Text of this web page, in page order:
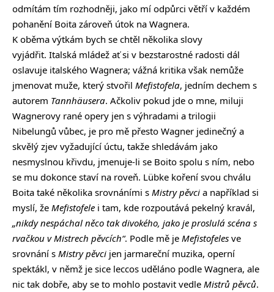
odmítám tím rozhodněji, jako mí odpůrci větří v každém
pohanění Boita zároveň útok na Wagnera.
K oběma výtkám bych se chtěl několika slovy
vyjádřit. Italská mládež ať si v bezstarostné radosti dál
oslavuje italského Wagnera; vážná kritika však nemůže
jmenovat muže, který stvořil Mefistofela, jedním dechem s
autorem Tannhäusera. Ačkoliv pokud jde o mne, miluji
Wagnerovy rané opery jen s výhradami a trilogii
Nibelungů vůbec, je pro mě přesto Wagner jedinečný a
skvělý zjev vyžadující úctu, takže shledávám jako
nesmyslnou křivdu, jmenuje-li se Boito spolu s ním, nebo
se mu dokonce staví na roveň. Lübke koření svou chválu
Boita také několika srovnáními s Mistry pěvci a například si
myslí, že Mefistofele i tam, kde rozpoutává pekelný kravál,
„nikdy nespáchal něco tak divokého, jako je proslulá scéna s
rvačkou v Mistrech pěvcích“. Podle mě je Mefistofeles ve
srovnání s Mistry pěvci jen jarmareční muzika, operní
spektákl, v němž je sice leccos uděláno podle Wagnera, ale
nic tak dobře, aby se to mohlo postavit vedle Mistrů pěvců.